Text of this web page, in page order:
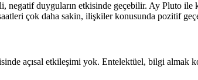
duyguların etkisinde geçebilir. Ay Pluto ile
çok daha sakin, ilişkiler konusunda pozitif
açısal etkileşimi yok. Entelektüel, bilgi almak